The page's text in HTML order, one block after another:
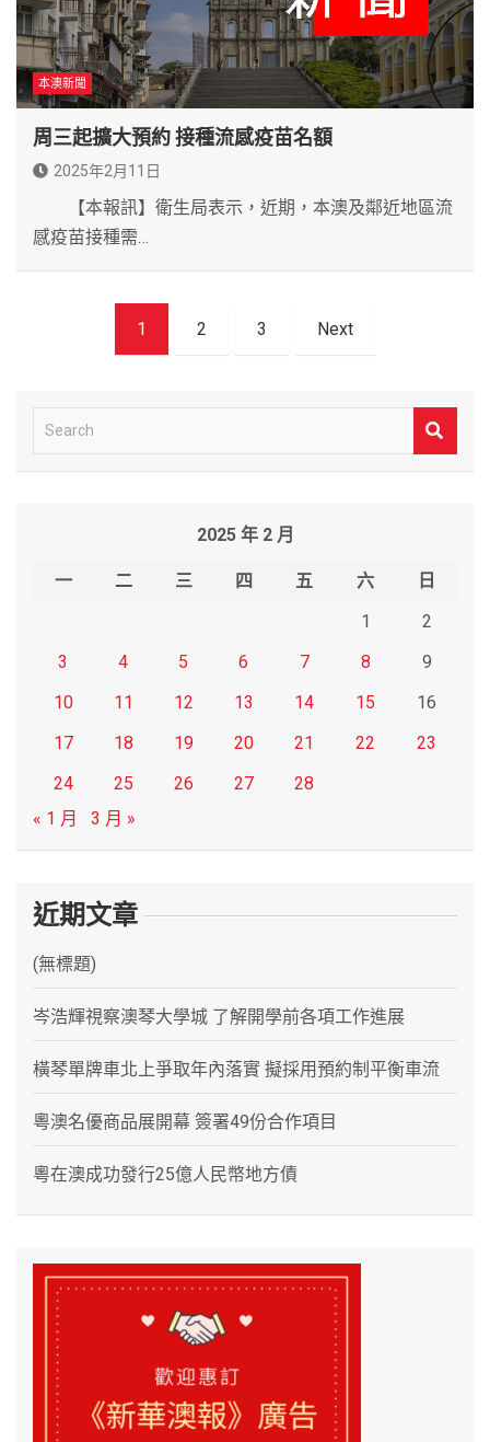
本澳新聞
周三起擴大預約 接種流感疫苗名額
2025年2月11日
【本報訊】衛生局表示，近期，本澳及鄰近地區流
感疫苗接種需…
1 2 3 Next
e
2025 年 2 月
一 二 三 四 五 六
日
1
2
3
4 5 6 7 8
9
10
11 12 13 14 15
16
17
18 19 20 21 22
23
24
25 26 27
28
« 1 月
3 月 »
近期文章
(無標題)
岑浩輝視察澳琴大學城 了解開學前各項工作進展
橫琴單牌車北上爭取年內落實 擬採用預約制平衡車流
粵澳名優商品展開幕 簽署49份合作項目
粵在澳成功發行25億人民幣地方債